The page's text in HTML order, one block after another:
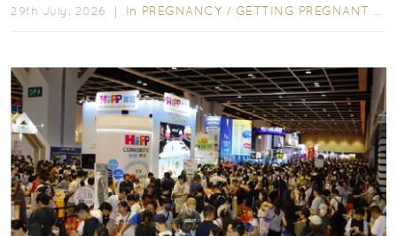
29th July, 2026 ｜ In PREGNANCY / GETTING PREGNANT